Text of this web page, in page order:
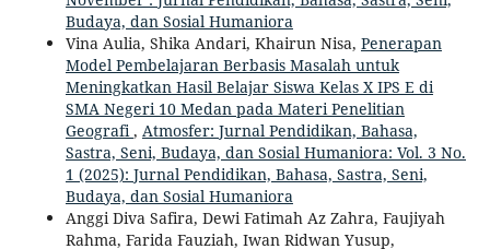
Budaya, dan Sosial Humaniora
Vina Aulia, Shika Andari, Khairun Nisa, Penerapan
Model Pembelajaran Berbasis Masalah untuk
Meningkatkan Hasil Belajar Siswa Kelas X IPS E di
SMA Negeri 10 Medan pada Materi Penelitian
Geografi, Atmosfer: Jurnal Pendidikan, Bahasa,
Sastra, Seni, Budaya, dan Sosial Humaniora: Vol. 3 No.
1 (2025): Jurnal Pendidikan, Bahasa, Sastra, Seni,
Budaya, dan Sosial Humaniora
Anggi Diva Safira, Dewi Fatimah Az Zahra, Faujiyah
Rahma, Farida Fauziah, Iwan Ridwan Yusup,